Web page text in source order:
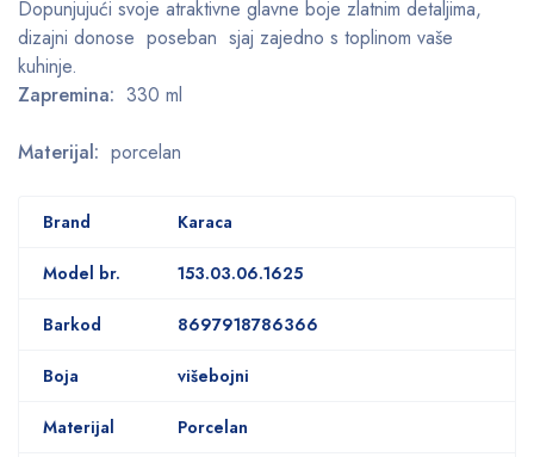
Dopunjujući svoje atraktivne glavne boje zlatnim detaljima,
dizajni donose poseban sjaj zajedno s toplinom vaše
kuhinje.
Zapremina: 330 ml
Materijal: porcelan
Brand Karaca
Model br. 153.03.06.1625
Barkod 8697918786366
Boja višebojni
Materijal Porcelan